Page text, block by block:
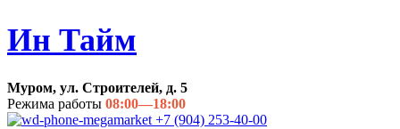
Ин Тайм
Муром, ул. Строителей, д. 5
Режима работы 08:00—18:00
+7 (904) 253-40-00